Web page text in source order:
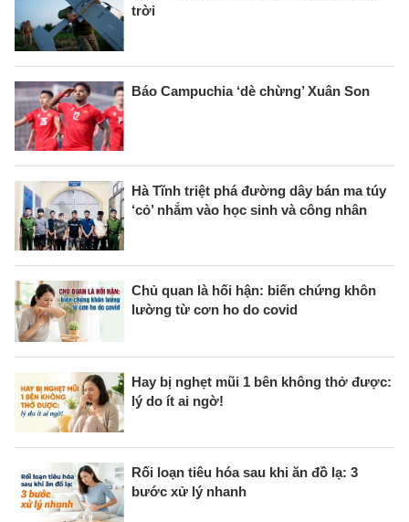
trời
Báo Campuchia ‘dè chừng’ Xuân Son
Hà Tĩnh triệt phá đường dây bán ma túy
‘cỏ’ nhắm vào học sinh và công nhân
Chủ quan là hối hận: biến chứng khôn
lường từ cơn ho do covid
Hay bị nghẹt mũi 1 bên không thở được:
lý do ít ai ngờ!
Rối loạn tiêu hóa sau khi ăn đồ lạ: 3
bước xử lý nhanh